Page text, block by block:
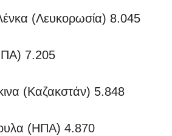
(Λευκορωσία) 8.045
7.205
(Καζακστάν) 5.848
(ΗΠΑ) 4.870